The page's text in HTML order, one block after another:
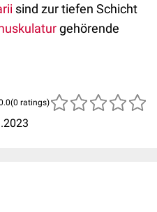
sind zur tiefen Schicht
gehörende
(0 ratings)